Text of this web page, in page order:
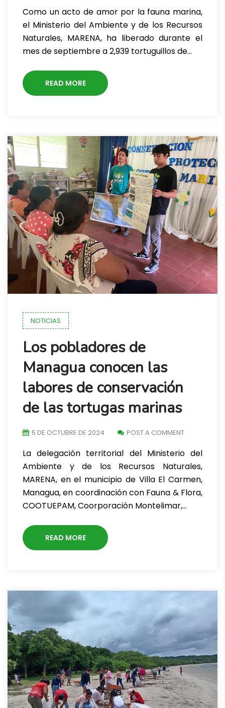
Como un acto de amor por la fauna marina,
el Ministerio del Ambiente y de los Recursos
Naturales, MARENA, ha liberado durante el
mes de septiembre a 2,939 tortuguillos de…
READ MORE
NOTICIAS
Los pobladores de
Managua conocen las
labores de conservación
de las tortugas marinas
5 DE OCTUBRE DE 2024 POST A COMMENT
La delegación territorial del Ministerio del
Ambiente y de los Recursos Naturales,
MARENA, en el municipio de Villa El Carmen,
Managua, en coordinación con Fauna & Flora,
COOTUEPAM, Coorporación Montelimar,…
READ MORE